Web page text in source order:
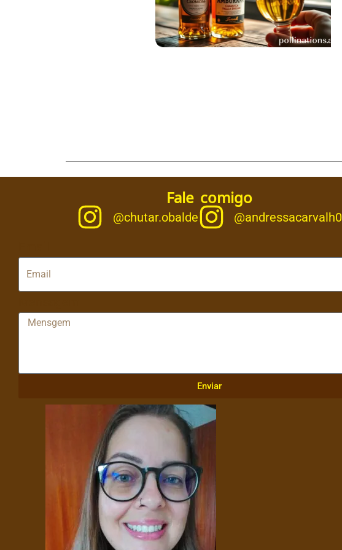
Fale comigo
@chutar.obalde @andressacarvalh0
Enviar